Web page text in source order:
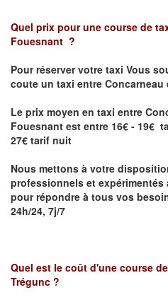
Quel prix pour une course de
Fouesnant ?
Pour réserver votre taxi Vous
coute un taxi entre
Le prix moyen en taxi entre
Fouesnant est entre 16€ - 19€
27€ tarif nuit
Nous mettons à votre
professionnels et expérimentés
pour répondre à tous vos
24h/24, 7j/7
Quel est le coût d'une course
Trégunc ?